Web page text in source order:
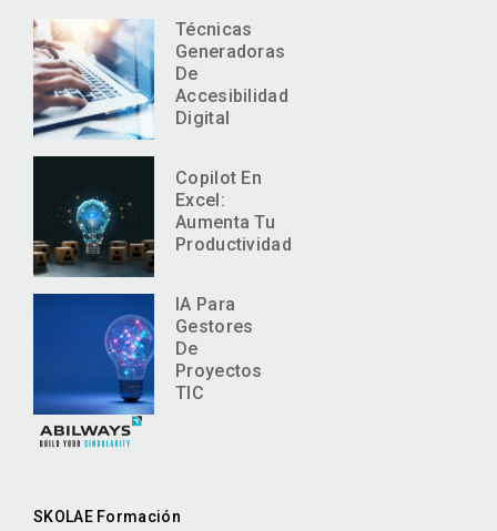
Técnicas
Generadoras
De
Accesibilidad
Digital
Copilot En
Excel:
Aumenta Tu
Productividad
IA Para
Gestores
De
Proyectos
TIC
SKOLAE Formación